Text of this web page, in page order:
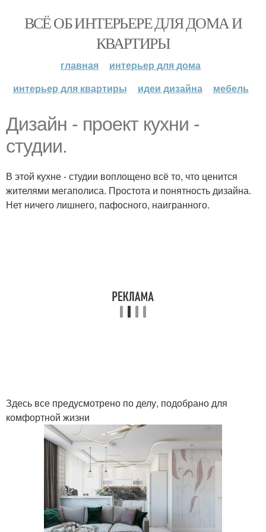
ВСЁ ОБ ИНТЕРЬЕРЕ ДЛЯ ДОМА И
КВАРТИРЫ
главная
интерьер для дома
интерьер для квартиры
идеи дизайна мебель
Дизайн - проект кухни -
студии.
В этой кухне - студии воплощено всё то, что ценится
жителями мегаполиса. Простота и понятность дизайна.
Нет ничего лишнего, пафосного, наигранного.
Здесь все предусмотрено по делу, подобрано для
комфортной жизни